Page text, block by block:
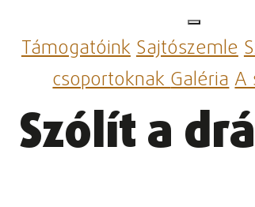
TámogatóinkSajtószemle
csoportoknakGalériaA
Szólít a